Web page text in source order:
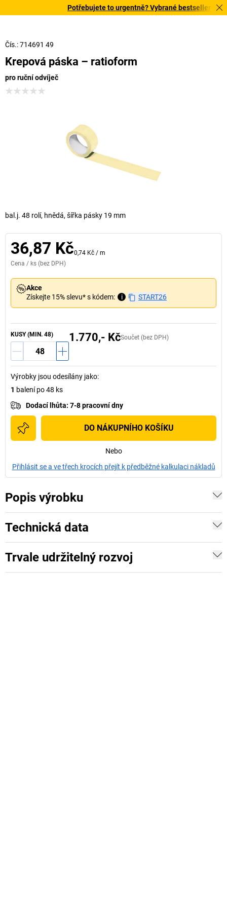
Potřebujete to urgentně? Vybrané bestsellery
Čís.: 714691 49
Krepová páska – ratioform
pro ruční odvíječ
bal.j. 48 rolí, hnědá, šířka pásky 19 mm
36,87 Kč0,74 Kč / m
Cena / ks (bez DPH)
Akce
Získejte 15% slevu* s kódem:
i START26
KUSY (MIN. 48) Součet (bez DPH)
1.770,- Kč
Výrobky jsou odesílány jako:
1 balení po 48 ks
Dodací lhůta: 7-8 pracovní dny
DO NÁKUPNÍHO KOŠÍKU
Nebo
Přihlásit se a ve třech krocích přejít k předběžné kalkulaci nákladů
Popis výrobku
Technická data
Trvale udržitelný rozvoj